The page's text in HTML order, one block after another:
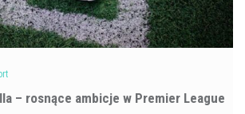
– rosnące ambicje w Premier League